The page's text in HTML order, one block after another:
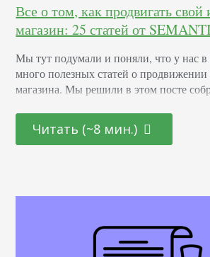
Все о том, как продвигать свой
магазин: 25 статей от
Мы тут подумали и поняли, что у нас в
много полезных статей о продвижении
магазина. Мы решили в этом посте
подборки у вас просто не может
что делать с сайтом, какие документы
Читать (~8 мин.)